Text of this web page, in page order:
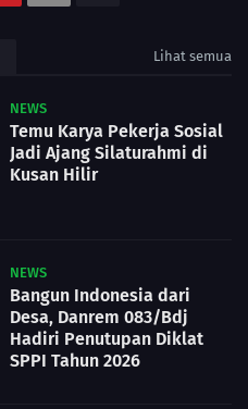
Lihat semua
NEWS
Temu Karya Pekerja Sosial
Jadi Ajang Silaturahmi di
Kusan Hilir
NEWS
Bangun Indonesia dari
Desa, Danrem 083/Bdj
Hadiri Penutupan Diklat
SPPI Tahun 2026